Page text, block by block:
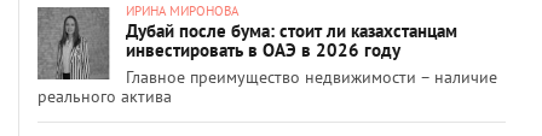
ИРИНА МИРОНОВА
Дубай после бума: стоит ли казахстанцам
инвестировать в ОАЭ в 2026 году
Главное преимущество недвижимости – наличие
реального актива